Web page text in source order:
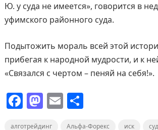
Ю. у суда не имеется», говорится в
уфимского районного суда.
Подытожить мораль всей этой
прибегая к народной мудрости, и к
«Связался с чертом – пеняй на себя!».
F M E О
алготрейдинг Альфа-Форекс иск суд